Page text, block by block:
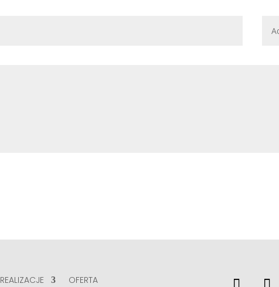
REALIZACJE OFERTA